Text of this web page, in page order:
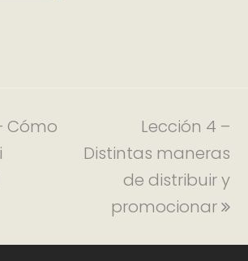
Cómo
Lección 4 –
Distintas maneras
de distribuir y
promocionar